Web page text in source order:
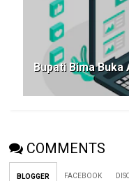
Bupati Bima Buka
COMMENTS
BLOGGER FACEBOOK